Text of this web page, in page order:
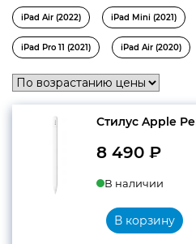
iPad Air (2022) iPad Mini (2021)
iPad Pro 11 (2021) iPad Air (2020)
Стилус Apple
8 490 ₽
В наличии
В корзину
+7 812 318-
(c 10:00 до 21:00,
выходных)